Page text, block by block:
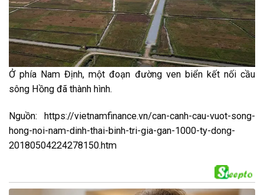
Ở phía Nam Định, một đoạn đường ven biển kết nối cầu
sông Hồng đã thành hình.
Nguồn: https://vietnamfinance.vn/can-canh-cau-vuot-song-
hong-noi-nam-dinh-thai-binh-tri-gia-gan-1000-ty-dong-
20180504224278150.htm